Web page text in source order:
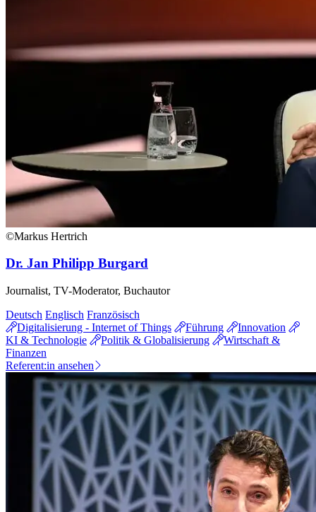
©Markus Hertrich
Dr. Jan Philipp Burgard
Journalist, TV-Moderator, Buchautor
Deutsch Englisch Französisch
Digitalisierung - Internet of Things
Führung
Innovation
KI & Technologie
Politik & Globalisierung
Wirtschaft &
Finanzen
Referent:in ansehen